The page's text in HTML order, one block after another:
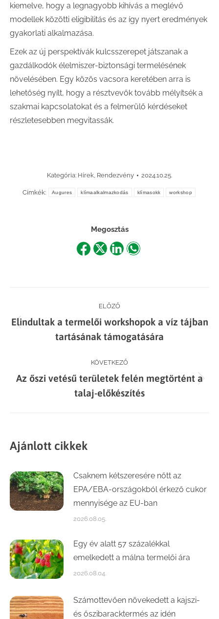
kiemelve, hogy a legnagyobb kihívás a meglévő
modellek közötti eligibilitás és az így nyert eredmények
gyakorlati alkalmazása.
Ezek az új perspektívák kulcsszerepet játszanak a
gazdálkodók élelmiszer-biztonsági termelésének
növelésében. Egy közös vacsora keretében arra is
lehetőség nyílt, hogy a résztvevők tovább mélyítsék a
szakmai kapcsolatokat és a felmerülő kérdéseket
részletesebben megvitassák.
Kategória: Hírek, Rendezvény 2024.10.25.
Címkék: Augures klímaalkalmazkodás klímasokk workshop
Megosztás
ShareShareShareShare
navigation
ELŐZŐ
Previous
post:
Elindultak a termelői workshopok a víz tájban
tartásának támogatására
KÖVETKEZŐ
Next
post:
Az őszi vetésű területek felén megtörtént a
talaj-előkészítés
Ajánlott cikkek
Csaknem kétszeresére nőtt az
EPA/EBA-országokból érkező cukor
mennyisége az EU-ban
2026.08.05.
Egy év alatt 57 százalékkal
emelkedett a málna termelői ára
2026.08.04.
Számottevően növekedett a kajszi-
és őszibaracktermés az idén